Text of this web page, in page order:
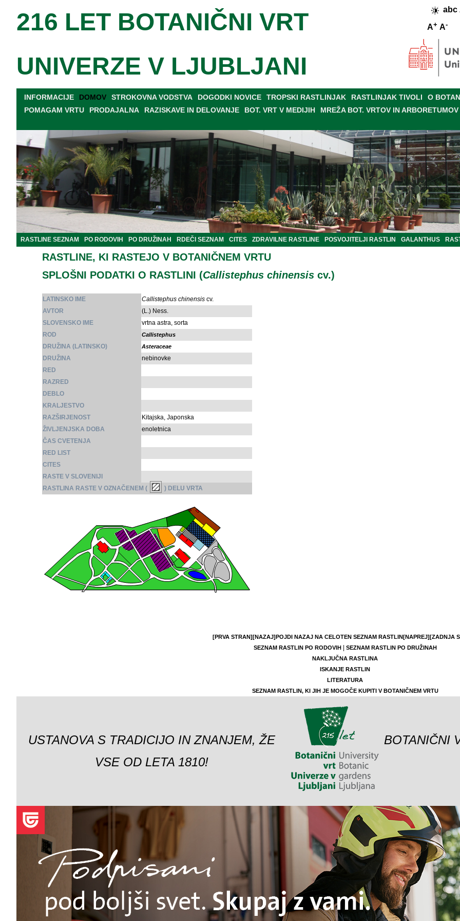
abc
A+ A-
216 LET BOTANIČNI VRT
UNIVERZE V LJUBLJANI
INFORMACIJE DOMOV STROKOVNA VODSTVA DOGODKI NOVICE TROPSKI RASTLINJAK RASTLINJAK TIVOLI O
POMAGAM VRTU
PRODAJALNA RAZISKAVE IN DELOVANJE BOT. VRT V MEDIJIH MREŽA BOT. VRTOV IN ARBORETUMOV
RASTLINE SEZNAM PO RODOVIH PO DRUŽINAH RDEČI SEZNAM CITES ZDRAVILNE RASTLINE POSVOJITELJI RASTLIN GALANTHUS
RASTLINE, KI RASTEJO V BOTANIČNEM VRTU
SPLOŠNI PODATKI O RASTLINI (Callistephus chinensis cv.)
LATINSKO IME Callistephus chinensis cv.
AVTOR
(L.) Ness.
SLOVENSKO IME
vrtna astra, sorta
ROD
Callistephus
DRUŽINA (LATINSKO) Asteraceae
DRUŽINA
nebinovke
RED
RAZRED
DEBLO
KRALJESTVO
RAZŠIRJENOST
Kitajska, Japonska
ŽIVLJENJSKA DOBA
enoletnica
ČAS CVETENJA
RED LIST
CITES
RASTE V SLOVENIJI
RASTLINA RASTE V OZNAČENEM (
) DELU VRTA
[PRVA STRAN][NAZAJ]POJDI NAZAJ NA CELOTEN SEZNAM RASTLIN[NAPREJ][ZADNJA
SEZNAM RASTLIN PO RODOVIH|
SEZNAM RASTLIN PO DRUŽINAH
NAKLJUČNA RASTLINA
ISKANJE RASTLIN
LITERATURA
SEZNAM RASTLIN, KI JIH JE MOGOČE KUPITI V BOTANIČNEM VRTU
USTANOVA S TRADICIJO IN ZNANJEM, ŽE
VSE OD LETA 1810!
BOTANIČNI